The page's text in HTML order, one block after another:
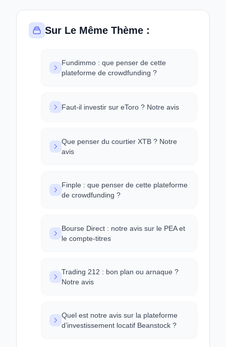
Sur Le Même Thème :
Fundimmo : que penser de cette
plateforme de crowdfunding ?
Faut-il investir sur eToro ? Notre avis
Que penser du courtier XTB ? Notre
avis
Finple : que penser de cette plateforme
de crowdfunding ?
Bourse Direct : notre avis sur le PEA et
le compte-titres
Trading 212 : bon plan ou arnaque ?
Notre avis
Quel est notre avis sur la plateforme
d’investissement locatif Beanstock ?